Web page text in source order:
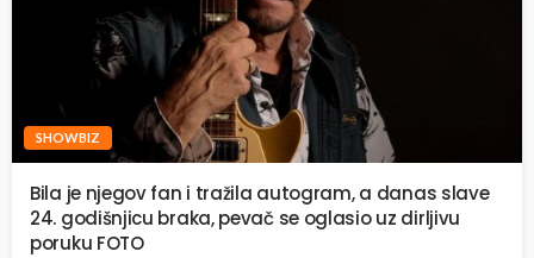
SHOWBIZ
Bila je njegov fan i tražila autogram, a danas slave
24. godišnjicu braka, pevač se oglasio uz dirljivu
poruku FOTO